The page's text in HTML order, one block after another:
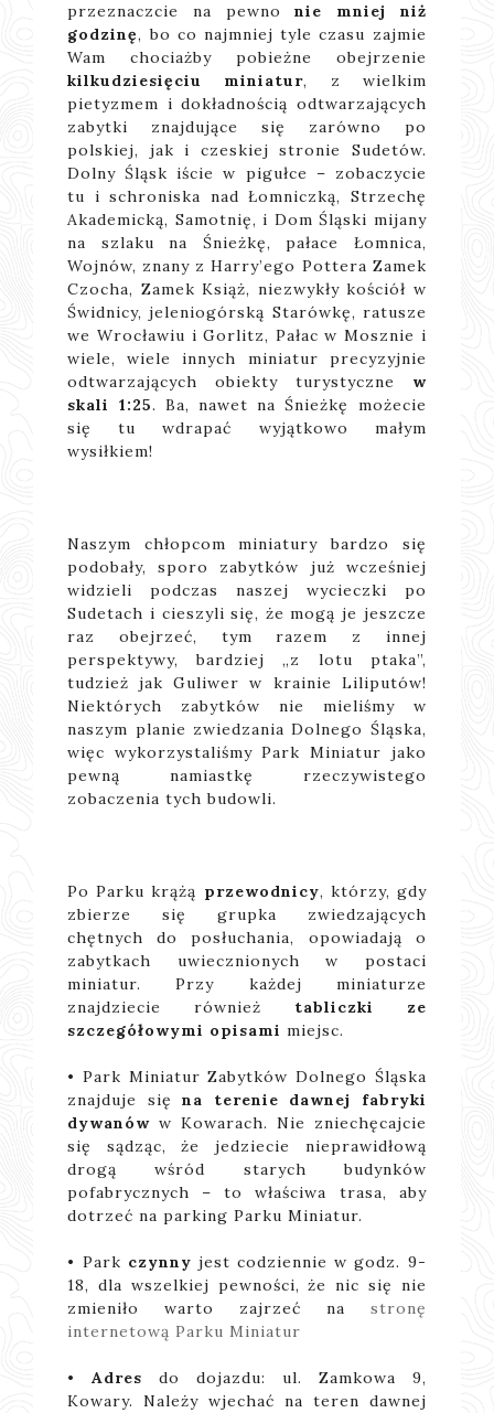
przeznaczcie na pewnonie mniej niż
godzinę, bo co najmniej tyle czasu zajmie
Wam chociażby pobieżne obejrzenie
kilkudziesięciu miniatur, z wielkim
pietyzmem i dokładnością odtwarzających
zabytki znajdujące się zarówno po
polskiej, jak i czeskiej stronie Sudetów.
Dolny Śląsk iście w pigułce – zobaczycie
tu i schroniska nad Łomniczką, Strzechę
Akademicką, Samotnię, i Dom Śląski mijany
na szlaku na Śnieżkę, pałace Łomnica,
Wojnów, znany z Harry’ego Pottera Zamek
Czocha, Zamek Książ, niezwykły kościół w
Świdnicy, jeleniogórską Starówkę, ratusze
we Wrocławiu i Gorlitz, Pałac w Mosznie i
wiele, wiele innych miniatur precyzyjnie
odtwarzających obiekty turystyczne w
skali 1:25. Ba, nawet na Śnieżkę możecie
się tu wdrapać wyjątkowo małym
wysiłkiem!
Naszym chłopcom miniatury bardzo się
podobały, sporo zabytków już wcześniej
widzieli podczas naszej wycieczki po
Sudetach i cieszyli się, że mogą je jeszcze
raz obejrzeć, tym razem z innej
perspektywy, bardziej „z lotu ptaka”,
tudzież jak Guliwer w krainie Liliputów!
Niektórych zabytków nie mieliśmy w
naszym planie zwiedzania Dolnego Śląska,
więc wykorzystaliśmy Park Miniatur jako
pewną namiastkę rzeczywistego
zobaczenia tych budowli.
Po Parku krążą przewodnicy, którzy, gdy
zbierze się grupka zwiedzających
chętnych do posłuchania, opowiadają o
zabytkach uwiecznionych w postaci
miniatur. Przy każdej miniaturze
znajdziecie również tabliczki ze
szczegółowymi opisami miejsc.
• Park Miniatur Zabytków Dolnego Śląska
znajduje sięna terenie dawnej fabryki
dywanów w Kowarach. Nie zniechęcajcie
się sądząc, że jedziecie nieprawidłową
drogą wśród starych budynków
pofabrycznych – to właściwa trasa, aby
dotrzeć na parking Parku Miniatur.
• Park czynny jest codziennie w godz. 9-
18, dla wszelkiej pewności, że nic się nie
zmieniło warto zajrzeć na stronę
internetową Parku Miniatur
•Adres do dojazdu: ul. Zamkowa 9,
Kowary. Należy wjechać na teren dawnej